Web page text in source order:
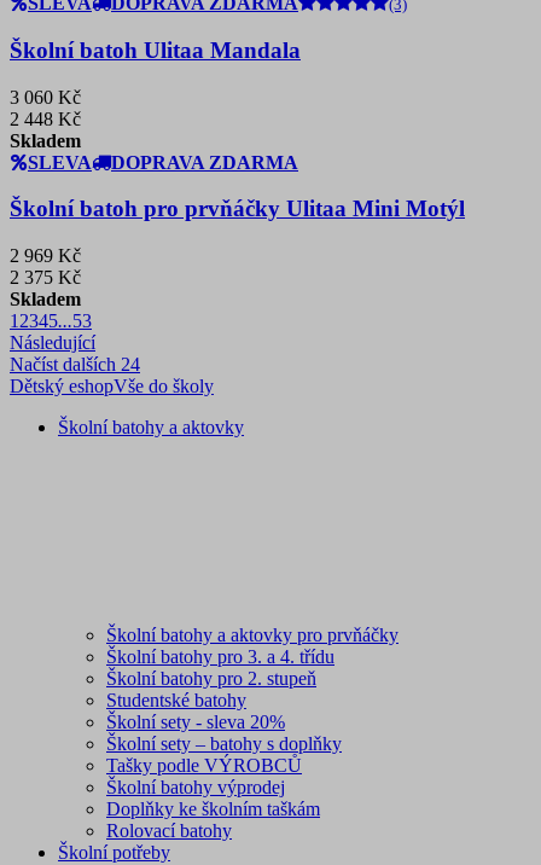
(3)
Školní batoh Ulitaa Mandala
3 060 Kč
2 448 Kč
Skladem
SLEVA
DOPRAVA ZDARMA
Školní batoh pro prvňáčky Ulitaa Mini Motýl
2 969 Kč
2 375 Kč
Skladem
1 2345...53
Následující
Načíst dalších 24
Dětský eshopVše do školy
Školní batohy a aktovky
Školní batohy a aktovky pro prvňáčky
Školní batohy pro 3. a 4. třídu
Školní batohy pro 2. stupeň
Studentské batohy
Školní sety - sleva 20%
Školní sety – batohy s doplňky
Tašky podle VÝROBCŮ
Školní batohy výprodej
Doplňky ke školním taškám
Rolovací batohy
Školní potřeby